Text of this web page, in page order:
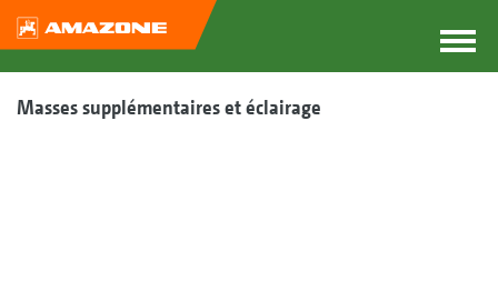
Masses supplémentaires et éclairage